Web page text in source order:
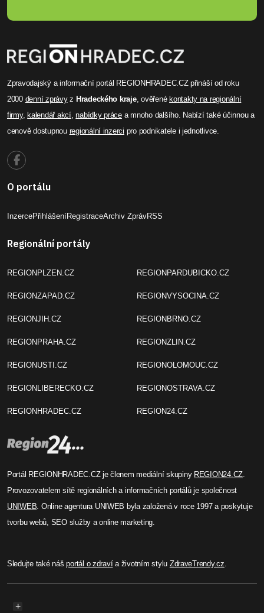
Zpravodajský a informační portál REGIONHRADEC.CZ přináší od roku
2000 denní zprávyz Hradeckého kraje, ověřené kontakty na regionální
firmy, kalendář akcí,nabídky prácea mnoho dalšího. Nabízí také účinnou a
cenově dostupnou regionální inzerci pro podnikatele i jednotlivce.
O portálu
InzercePřihlášeníRegistraceArchiv ZprávRSS
Regionální portály
REGIONPLZEN.CZ
REGIONZAPAD.CZ
REGIONJIH.CZ
REGIONPRAHA.CZ
REGIONUSTI.CZ
REGIONLIBERECKO.CZ
REGIONHRADEC.CZ
REGIONPARDUBICKO.CZ
REGIONVYSOCINA.CZ
REGIONBRNO.CZ
REGIONZLIN.CZ
REGIONOLOMOUC.CZ
REGIONOSTRAVA.CZ
REGION24.CZ
Portál REGIONHRADEC.CZ je členem mediální skupiny REGION24.CZ.
Provozovatelem sítě regionálních a informačních portálů je společnost
UNIWEB. Online agentura UNIWEB byla založená v roce 1997 a poskytuje
tvorbu webů, SEO služby a online marketing.
Sledujte také nášportál o zdravía životním stylu ZdraveTrendy.cz.
+